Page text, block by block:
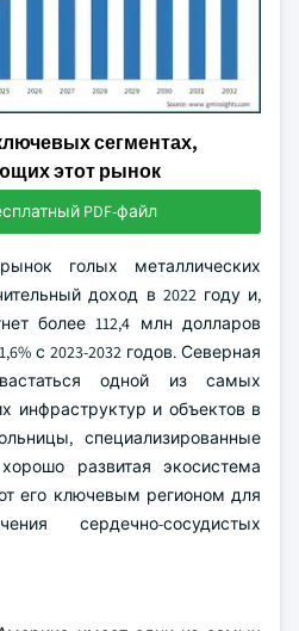
сегментах,
этот рынок
PDF-файл
голых металлических
доход в 2022 году и,
более 112,4 млн долларов
с 2023-2032 годов. Северная
одной из самых
инфраструктур и объектов в
специализированные
развитая экосистема
его ключевым регионом для
сердечно-сосудистых